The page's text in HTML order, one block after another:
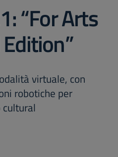
“For Arts
virtuale, con
robotiche per